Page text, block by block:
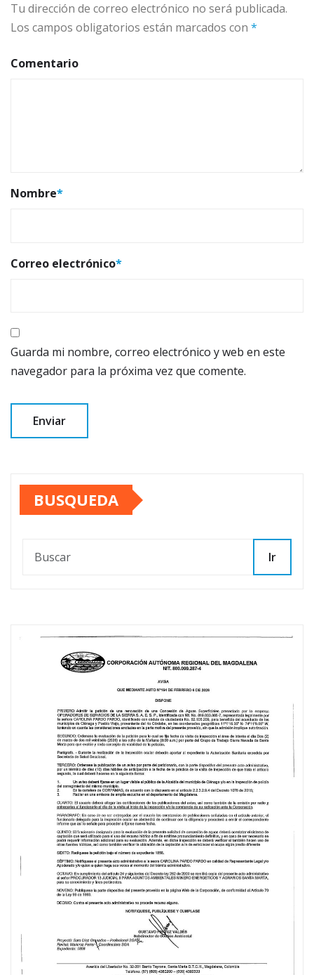
Tu dirección de correo electrónico no será publicada.
Los campos obligatorios están marcados con *
Comentario
Nombre*
Correo electrónico*
Guarda mi nombre, correo electrónico y web en este
navegador para la próxima vez que comente.
BUSQUEDA
Ir